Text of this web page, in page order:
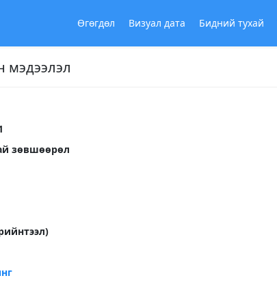
Өгөгдөл Визуал дата Бидний тухай
мэдээлэл
зөвшөөрөл